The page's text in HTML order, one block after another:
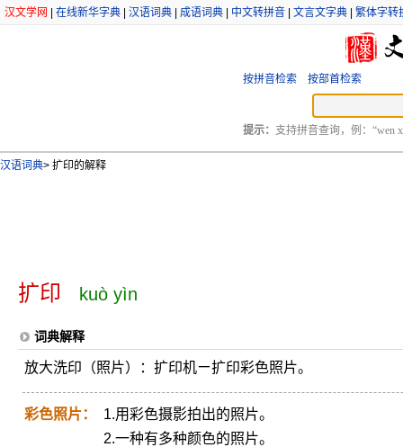
汉文学网 在线新华字典 汉语词典 成语词典 中文转拼音 文言文字典 繁体字转
按拼音检索 按部首检索
提示： 支持拼音查询，例：“wen
汉语词典> 扩印的解释
扩印 kuò yìn
词典解释
放大洗印（照片）：扩印机ㄧ扩印彩色照片。
彩色照片：
1.用彩色摄影拍出的照片。
2.一种有多种颜色的照片。